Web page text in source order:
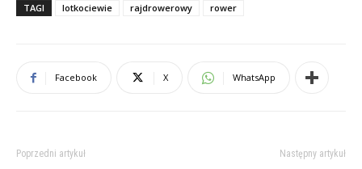
TAGI lotkociewie rajdrowerowy rower
Facebook X WhatsApp
Poprzedni artykuł Następny artykuł